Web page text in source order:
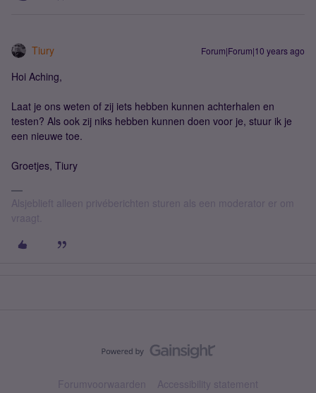
Tiury Forum|Forum|10 years ago
Hoi Aching,
Laat je ons weten of zij iets hebben kunnen achterhalen en
testen? Als ook zij niks hebben kunnen doen voor je, stuur ik je
een nieuwe toe.
Groetjes, Tiury
Alsjeblieft alleen privéberichten sturen als een moderator er om
vraagt.
Forumvoorwaarden Accessibility statement